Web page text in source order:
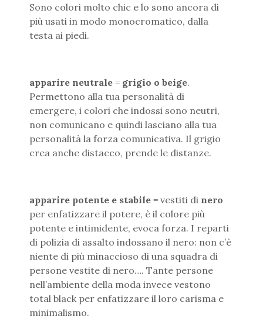
Sono colori molto chic e lo sono ancora di
più usati in modo monocromatico, dalla
testa ai piedi.
apparire neutrale = grigio o beige.
Permettono alla tua personalità di
emergere, i colori che indossi sono neutri,
non comunicano e quindi lasciano alla tua
personalità la forza comunicativa. Il grigio
crea anche distacco, prende le distanze.
apparire potente e stabile = vestiti di nero
per enfatizzare il potere, è il colore più
potente e intimidente, evoca forza. I reparti
di polizia di assalto indossano il nero: non c’è
niente di più minaccioso di una squadra di
persone vestite di nero…. Tante persone
nell’ambiente della moda invece vestono
total black per enfatizzare il loro carisma e
minimalismo.